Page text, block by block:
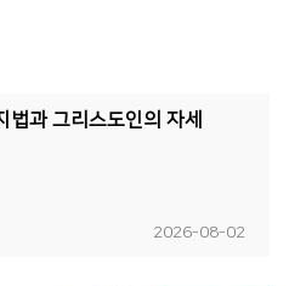
과 그리스도인의 자세
2026-08-02